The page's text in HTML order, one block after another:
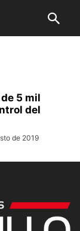
5 mil
del
de 2019